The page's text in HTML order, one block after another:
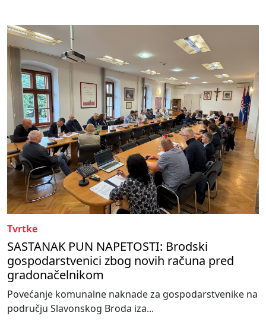
Tvrtke
SASTANAK PUN NAPETOSTI: Brodski
gospodarstvenici zbog novih računa pred
gradonačelnikom
Povećanje komunalne naknade za gospodarstvenike na
području Slavonskog Broda iza...